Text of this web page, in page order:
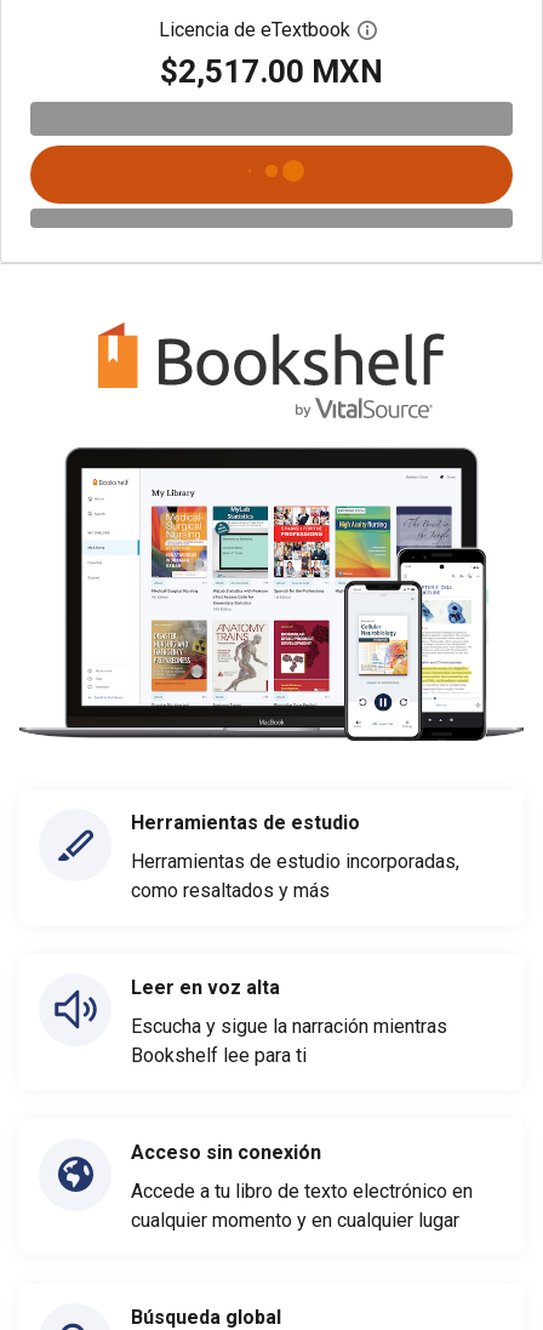
Licencia de eTextbook Abre el cuadro de
$2,517.00 MXN
Herramientas de estudio
Herramientas de estudio incorporadas,
como resaltados y más
Leer en voz alta
Escucha y sigue la narración mientras
Bookshelf lee para ti
Acceso sin conexión
Accede a tu libro de texto electrónico en
cualquier momento y en cualquier lugar
Búsqueda global